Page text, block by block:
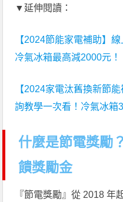
▼延伸閱讀：
【2024節能家電補助】
冷氣冰箱最高減2000元！
【2024家電汰舊換新節
詢教學一次看！冷氣冰箱
什麼是節電獎勵
饋獎勵金
『節電獎勵』從 2018 年